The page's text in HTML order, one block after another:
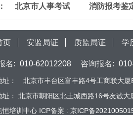
北京市人事考试 消防报考鉴
页 安监局证 质监局证 学
名: 010-62012208 咨询报名:
：
北京市丰台区富丰路4号工商联大
：
北京市朝阳区北土城西路16号友诚
恒培训中心 ICP备案 : 京ICP备